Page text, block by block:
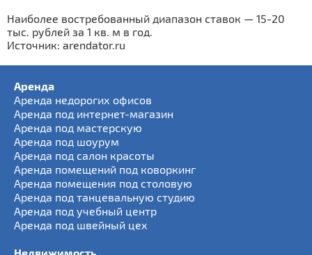
Наиболее востребованный диапазон ставок — 15-20
тыс. рублей за 1 кв. м в год.
Источник: arendator.ru
Аренда
Аренда недорогих офисов
Аренда под интернет-магазин
Аренда под мастерскую
Аренда под шоурум
Аренда под салон красоты
Аренда помещений под коворкинг
Аренда помещения под столовую
Аренда под танцевальную студию
Аренда под учебный центр
Аренда под швейный цех